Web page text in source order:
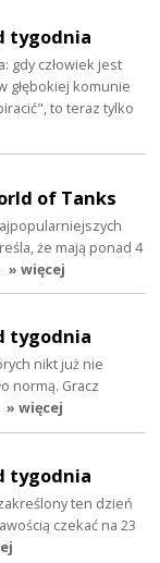
tygodnia
gdy człowiek jest
głębokiej komunie
to teraz tylko
of Tanks
że mają ponad 4
» więcej
tygodnia
nikt już nie
normą. Gracz
» więcej
tygodnia
ten dzień
czekać na 23